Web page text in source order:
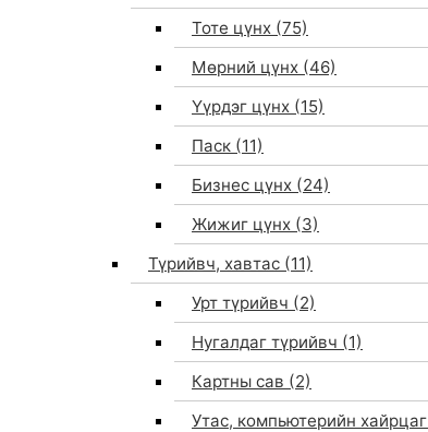
Тоте цүнх (75)
Мөрний цүнх (46)
Үүрдэг цүнх (15)
Паск (11)
Бизнес цүнх (24)
Жижиг цүнх (3)
Түрийвч, хавтас (11)
Урт түрийвч (2)
Нугалдаг түрийвч (1)
Картны сав (2)
Утас, компьютерийн хайрцаг